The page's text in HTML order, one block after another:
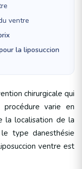
ventre
la liposuccion
chirurgicale qui
varie en
la localisation de la
type danesthésie
ventre est